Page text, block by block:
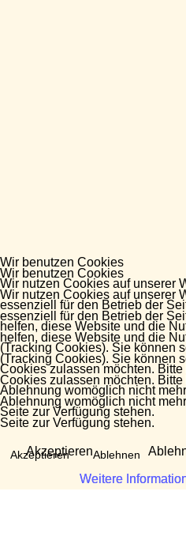
Wir benutzen Cookies
Wir nutzen Cookies auf unserer
essenziell für den Betrieb der
helfen, diese Website und die
(Tracking Cookies). Sie können
Cookies zulassen möchten.
Ablehnung womöglich nicht
Seite zur Verfügung stehen.
Akzeptieren Ablehnen
Weitere
Wir benutzen Cookies
Wir nutzen Cookies auf unserer
essenziell für den Betrieb der
helfen, diese Website und die
(Tracking Cookies). Sie können
Cookies zulassen möchten.
Ablehnung womöglich nicht
Seite zur Verfügung stehen.
Akzeptieren
Weitere